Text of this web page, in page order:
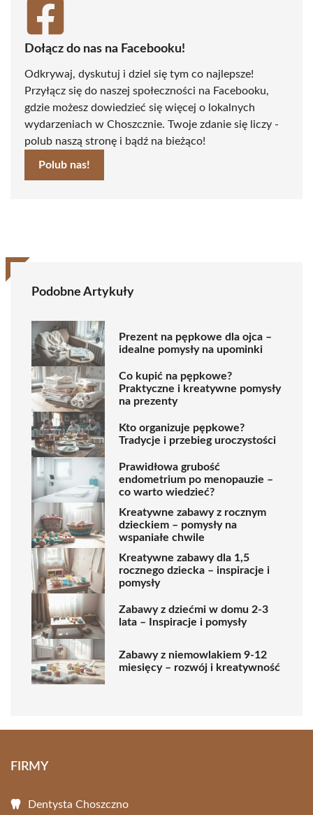
Dołącz do nas na Facebooku!
Odkrywaj, dyskutuj i dziel się tym co najlepsze!
Przyłącz się do naszej społeczności na Facebooku,
gdzie możesz dowiedzieć się więcej o lokalnych
wydarzeniach w Choszcznie. Twoje zdanie się liczy -
polub naszą stronę i bądź na bieżąco!
Polub nas!
Podobne Artykuły
Prezent na pępkowe dla ojca –
idealne pomysły na upominki
Co kupić na pępkowe?
Praktyczne i kreatywne pomysły
na prezenty
Kto organizuje pępkowe?
Tradycje i przebieg uroczystości
Prawidłowa grubość
endometrium po menopauzie –
co warto wiedzieć?
Kreatywne zabawy z rocznym
dzieckiem – pomysły na
wspaniałe chwile
Kreatywne zabawy dla 1,5
rocznego dziecka – inspiracje i
pomysły
Zabawy z dziećmi w domu 2-3
lata – Inspiracje i pomysły
Zabawy z niemowlakiem 9-12
miesięcy – rozwój i kreatywność
FIRMY
Dentysta Choszczno